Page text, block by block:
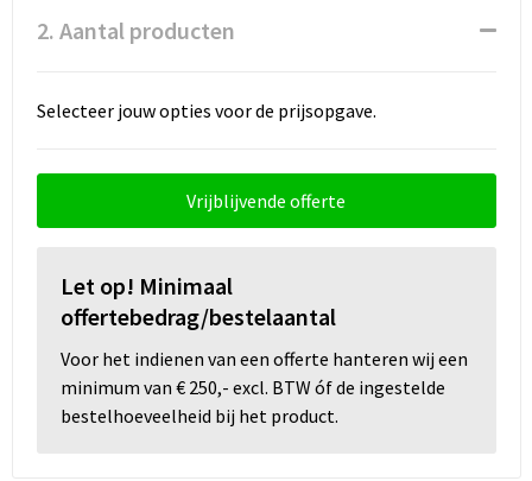
Sport
Sportaccessoires
Textiel
Thuiswerken
Veiligheid, Auto en Fiets
2. Aantal producten
Selecteer jouw opties voor de prijsopgave.
Vrijblijvende offerte
Let op! Minimaal
offertebedrag/bestelaantal
Voor het indienen van een offerte hanteren wij een
minimum van € 250,- excl. BTW óf de ingestelde
bestelhoeveelheid bij het product.